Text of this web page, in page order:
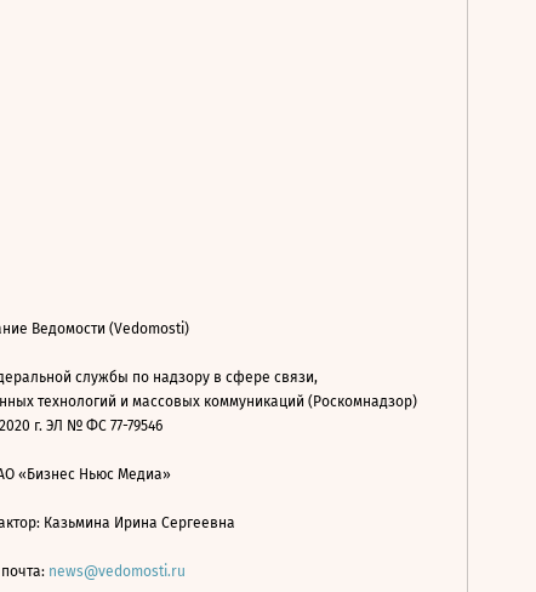
Ведомости (Vedomosti)
службы по надзору в сфере связи,
технологий и массовых коммуникаций (Роскомнадзор)
г. ЭЛ № ФС 77-79546
«Бизнес Ньюс Медиа»
Казьмина Ирина Сергеевна
news@vedomosti.ru